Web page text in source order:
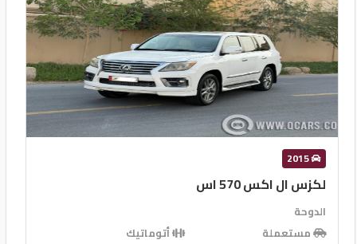
2015
لكزس ال اكس 570 اس
الدوحة
مستعملة
أتوماتيك